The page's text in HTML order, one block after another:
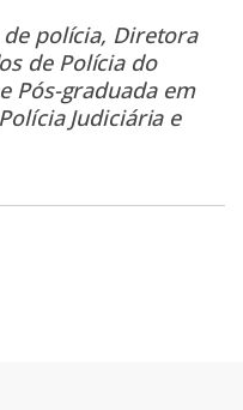
de polícia, Diretora
de Polícia do
Pós-graduada em
Judiciária e